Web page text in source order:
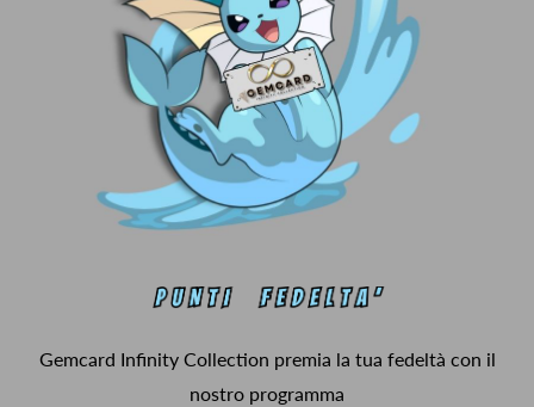
Gemcard Infinity Collection premia la tua fedeltà con il
nostro programma